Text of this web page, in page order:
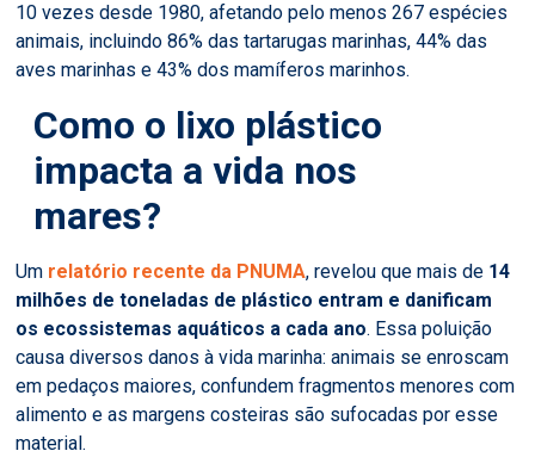
10 vezes desde 1980, afetando pelo menos 267 espécies
animais, incluindo 86% das tartarugas marinhas, 44% das
aves marinhas e 43% dos mamíferos marinhos.
Como o lixo plástico
impacta a vida nos
mares?
Um relatório recente da PNUMA, revelou que mais de 14
milhões de toneladas de plástico entram e danificam
os ecossistemas aquáticos a cada ano. Essa poluição
causa diversos danos à vida marinha: animais se enroscam
em pedaços maiores, confundem fragmentos menores com
alimento e as margens costeiras são sufocadas por esse
material.